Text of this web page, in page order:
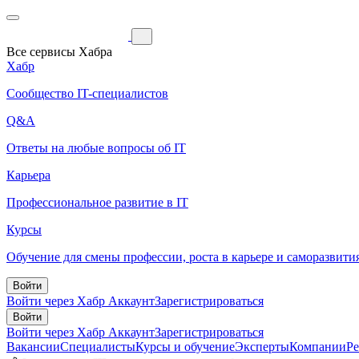
Все сервисы Хабра
Хабр
Сообщество IT-специалистов
Q&A
Ответы на любые вопросы об IT
Карьера
Профессиональное развитие в IT
Курсы
Обучение для смены профессии, роста в карьере и
Войти
Войти через Хабр АккаунтЗарегистрироваться
Войти
Войти через Хабр АккаунтЗарегистрироваться
ВакансииСпециалистыКурсы и обучениеЭкспертыКомпании